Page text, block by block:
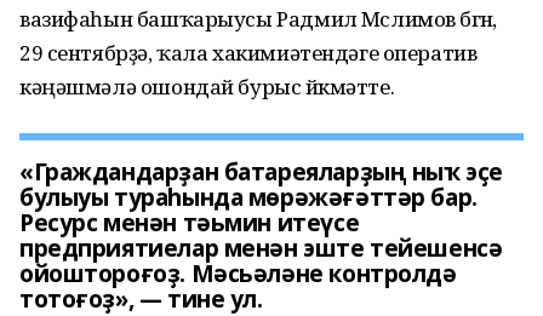
вазифаһын башҡарыусы Радмил Мөслимов бөгөн,
29 сентябрҙә, ҡала хакимиәтендәге оператив
кәңәшмәлә ошондай бурыс йөкмәтте.
«Граждандарҙан батареяларҙың ныҡ эҫе
булыуы тураһында мөрәжәғәттәр бар.
Ресурс менән тәьмин итеүсе
предприятиелар менән эште тейешенсә
ойоштороғоҙ. Мәсьәләне контролдә
тотоғоҙ», — тине ул.